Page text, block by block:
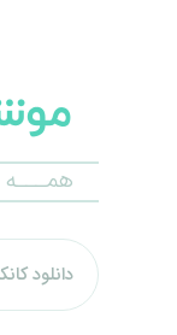
همـــه
دانلود